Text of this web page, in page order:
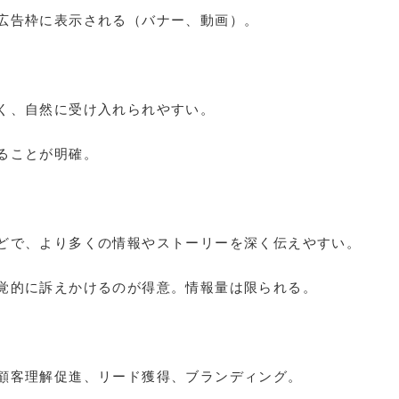
枠に表示される（バナー、動画）。
自然に受け入れられやすい。
とが明確。
で、より多くの情報やストーリーを深く伝えやすい。
に訴えかけるのが得意。情報量は限られる。
理解促進、リード獲得、ブランディング。